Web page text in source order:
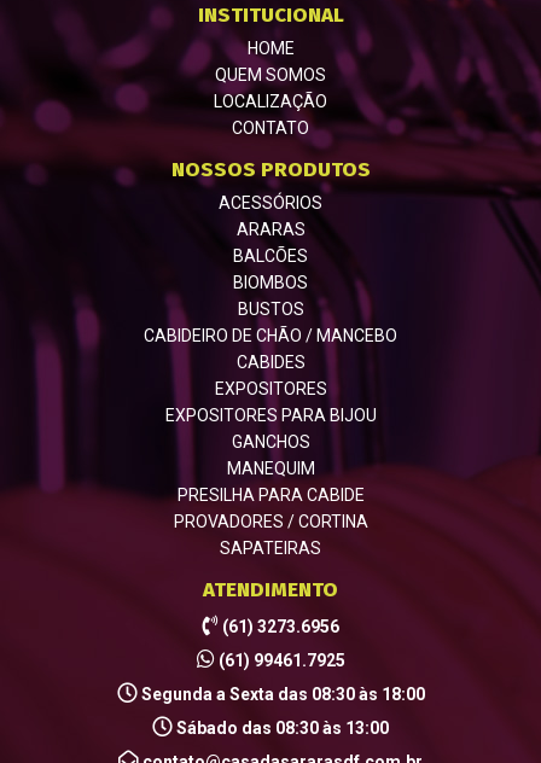
INSTITUCIONAL
HOME
QUEM SOMOS
LOCALIZAÇÃO
CONTATO
NOSSOS PRODUTOS
ACESSÓRIOS
ARARAS
BALCÕES
BIOMBOS
BUSTOS
CABIDEIRO DE CHÃO / MANCEBO
CABIDES
EXPOSITORES
EXPOSITORES PARA BIJOU
GANCHOS
MANEQUIM
PRESILHA PARA CABIDE
PROVADORES / CORTINA
SAPATEIRAS
ATENDIMENTO
(61) 3273.6956
(61) 99461.7925
Segunda a Sexta das 08:30 às 18:00
Sábado das 08:30 às 13:00